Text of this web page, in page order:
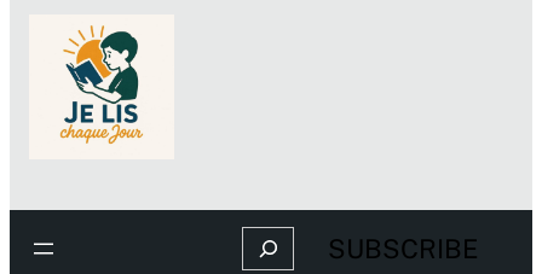
Search SUBSCRIBE